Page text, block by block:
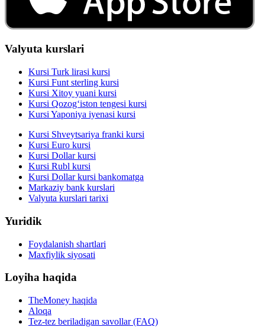
Valyuta kurslari
Kursi Turk lirasi kursi
Kursi Funt sterling kursi
Kursi Xitoy yuani kursi
Kursi Qozog‘iston tengesi kursi
Kursi Yaponiya iyenasi kursi
Kursi Shveytsariya franki kursi
Kursi Euro kursi
Kursi Dollar kursi
Kursi Rubl kursi
Kursi Dollar kursi bankomatga
Markaziy bank kurslari
Valyuta kurslari tarixi
Yuridik
Foydalanish shartlari
Maxfiylik siyosati
Loyiha haqida
TheMoney haqida
Aloqa
Tez-tez beriladigan savollar (FAQ)